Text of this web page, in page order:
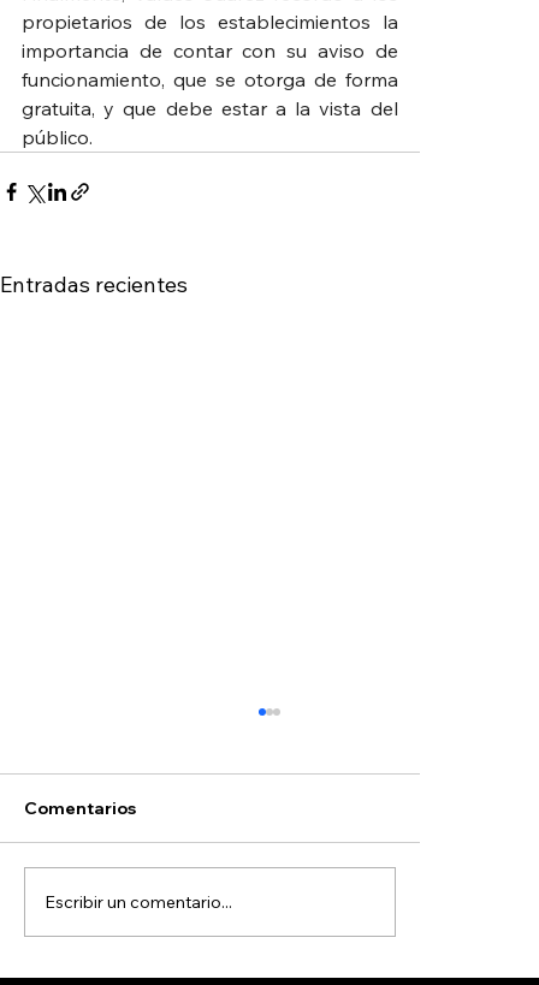
propietarios de los establecimientos la
importancia de contar con su aviso de
funcionamiento, que se otorga de forma
gratuita, y que debe estar a la vista del
público.
Entradas recientes
Comentarios
Escribir un comentario...